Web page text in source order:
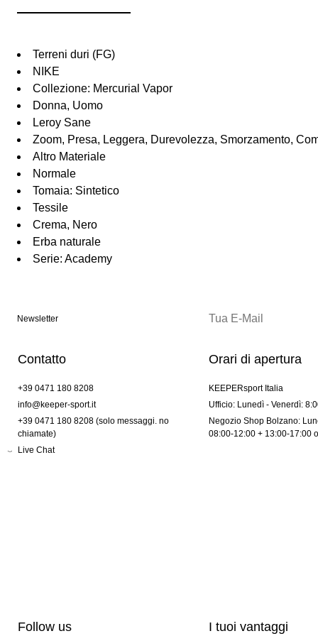
Terreni duri (FG)
NIKE
Collezione: Mercurial Vapor
Donna, Uomo
Leroy Sane
Zoom, Presa, Leggera, Durevolezza, Smorzamento,
Altro Materiale
Normale
Tomaia: Sintetico
Tessile
Crema, Nero
Erba naturale
Serie: Academy
Newsletter
Contatto
+39 0471 180 8208
info@keeper-sport.it
+39 0471 180 8208 (solo messaggi. no
chiamate)
Live Chat
Orari di apertura
KEEPERsport Italia
Ufficio: Lunedì - Venerdì:
Negozio Shop Bolzano:
08:00-12:00 + 13:00-17:00
Follow us I tuoi vantaggi